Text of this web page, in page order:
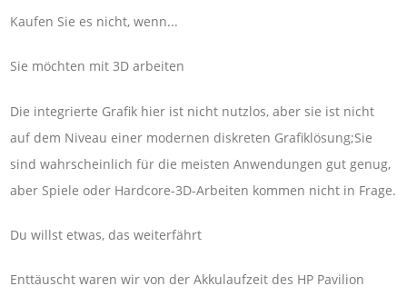
Kaufen Sie es nicht, wenn...
Sie möchten mit 3D arbeiten
Die integrierte Grafik hier ist nicht nutzlos, aber sie ist nicht
auf dem Niveau einer modernen diskreten Grafiklösung;Sie
sind wahrscheinlich für die meisten Anwendungen gut genug,
aber Spiele oder Hardcore-3D-Arbeiten kommen nicht in Frage.
Du willst etwas, das weiterfährt
Enttäuscht waren wir von der Akkulaufzeit des HP Pavilion